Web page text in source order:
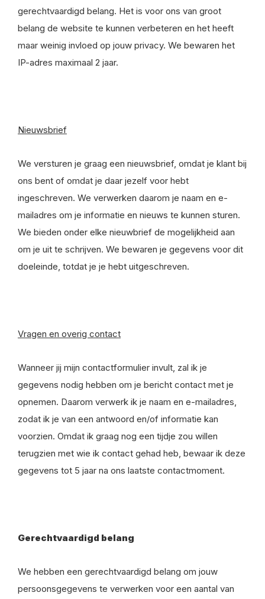
gerechtvaardigd belang. Het is voor ons van groot
belang de website te kunnen verbeteren en het heeft
maar weinig invloed op jouw privacy. We bewaren het
IP-adres maximaal 2 jaar.
Nieuwsbrief
We versturen je graag een nieuwsbrief, omdat je klant bij
ons bent of omdat je daar jezelf voor hebt
ingeschreven. We verwerken daarom je naam en e-
mailadres om je informatie en nieuws te kunnen sturen.
We bieden onder elke nieuwbrief de mogelijkheid aan
om je uit te schrijven. We bewaren je gegevens voor dit
doeleinde, totdat je je hebt uitgeschreven.
Vragen en overig contact
Wanneer jij mijn contactformulier invult, zal ik je
gegevens nodig hebben om je bericht contact met je
opnemen. Daarom verwerk ik je naam en e-mailadres,
zodat ik je van een antwoord en/of informatie kan
voorzien. Omdat ik graag nog een tijdje zou willen
terugzien met wie ik contact gehad heb, bewaar ik deze
gegevens tot 5 jaar na ons laatste contactmoment.
Gerechtvaardigd belang
We hebben een gerechtvaardigd belang om jouw
persoonsgegevens te verwerken voor een aantal van